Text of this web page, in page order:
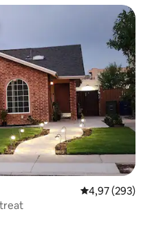
appréciés
Évaluation
4,97 (293)